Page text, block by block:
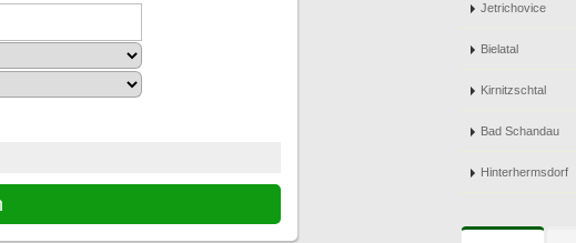
Jetrichovice
Bielatal
Kirnitzschtal
Bad Schandau
Hinterhermsdorf